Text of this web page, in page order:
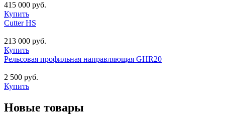
415 000 руб.
Купить
Cutter HS
213 000 руб.
Купить
Рельсовая профильная направляющая GHR20
2 500 руб.
Купить
Новые товары